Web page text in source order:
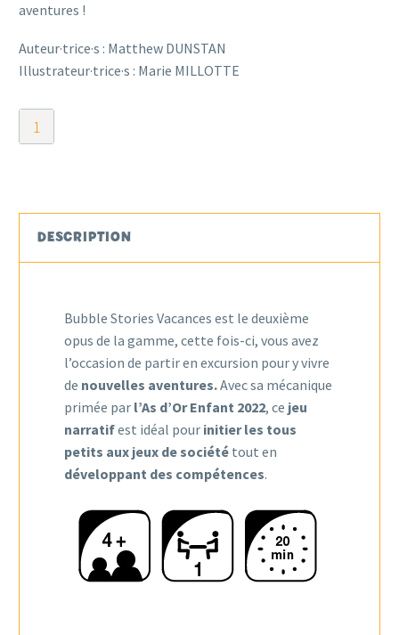
aventures !
Auteur·trice·s : Matthew DUNSTAN
Illustrateur·trice·s : Marie MILLOTTE
quantité
de
Vacances
DESCRIPTION
Bubble Stories Vacances est le deuxième
opus de la gamme, cette fois-ci, vous avez
l’occasion de partir en excursion pour y vivre
de nouvelles aventures.Avec sa mécanique
primée par l’As d’Or Enfant 2022, ce jeu
narratifest idéal pour initier les tous
petits aux jeux de société tout en
développant des compétences.